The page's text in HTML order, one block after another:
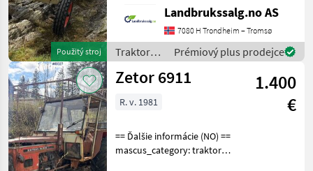
Použitý stroj
number upon request: 8488
See
en.landbrukssalg.no/8488
for more images
Specification
Landbrukssalg.no AS
7080 H Trondheim – Tromsø
Traktory /
Zetor
Prémiový plus prodejce
Zetor 6911
1.400
€
R. v. 1981
== Ďalšie informácie (NO) ==
mascus_category: traktory